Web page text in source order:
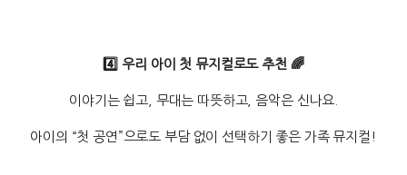
4️⃣ 우리 아이 첫 뮤지컬로도 추천 🌈
이야기는 쉽고, 무대는 따뜻하고, 음악은 신나요.
아이의 “첫 공연”으로도 부담 없이 선택하기 좋은 가족 뮤지컬!